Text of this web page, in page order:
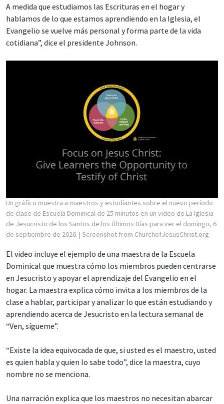
A medida que estudiamos las Escrituras en el hogar y
hablamos de lo que estamos aprendiendo en la Iglesia, el
Evangelio se vuelve más personal y forma parte de la vida
cotidiana”, dice el presidente Johnson.
Un gráfico muestra a maestros y estudiantes sobre el nuevo período
de clase de Escuela Dominical de 25 minutos en un video de La Iglesia
de Jesucristo de los Santos de los Últimos Días para ver el domingo, 6
de septiembre de 2026. | Screenshot from ChurchofJesusChrist.org
El video incluye el ejemplo de una maestra de la Escuela
Dominical que muestra cómo los miembros pueden centrarse
en Jesucristo y apoyar el aprendizaje del Evangelio en el
hogar. La maestra explica cómo invita a los miembros de la
clase a hablar, participar y analizar lo que están estudiando y
aprendiendo acerca de Jesucristo en la lectura semanal de
“Ven, sígueme”.
“Existe la idea equivocada de que, si usted es el maestro, usted
es quien habla y quien lo sabe todo”, dice la maestra, cuyo
nombre no se menciona.
Una narración explica que los maestros no necesitan abarcar